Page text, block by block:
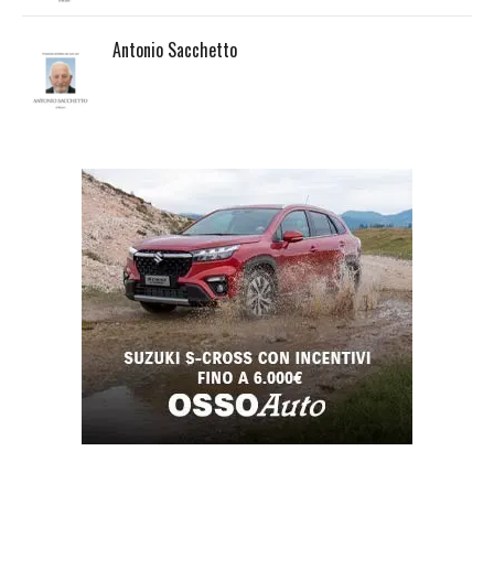
Antonio Sacchetto